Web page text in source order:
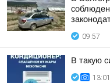
09:57
В такую
13:01